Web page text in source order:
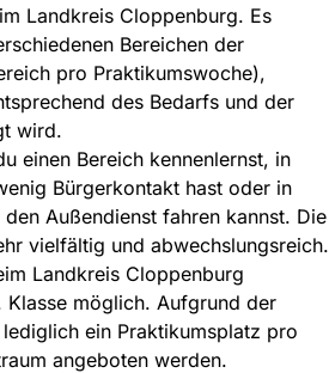
Landkreis Cloppenburg. Es
Bereichen der
pro Praktikumswoche),
des Bedarfs und der
wird.
einen Bereich kennenlernst, in
Bürgerkontakt hast oder in
Außendienst fahren kannst. Die
vielfältig und abwechslungsreich.
Landkreis Cloppenburg
möglich. Aufgrund der
ein Praktikumsplatz pro
angeboten werden.